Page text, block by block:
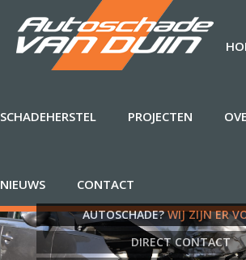
SCHADEHERSTEL PROJECTEN
NIEUWS CONTACT
AUTOSCHADE?WIJ ZIJN ER
DIRECT CONTACT